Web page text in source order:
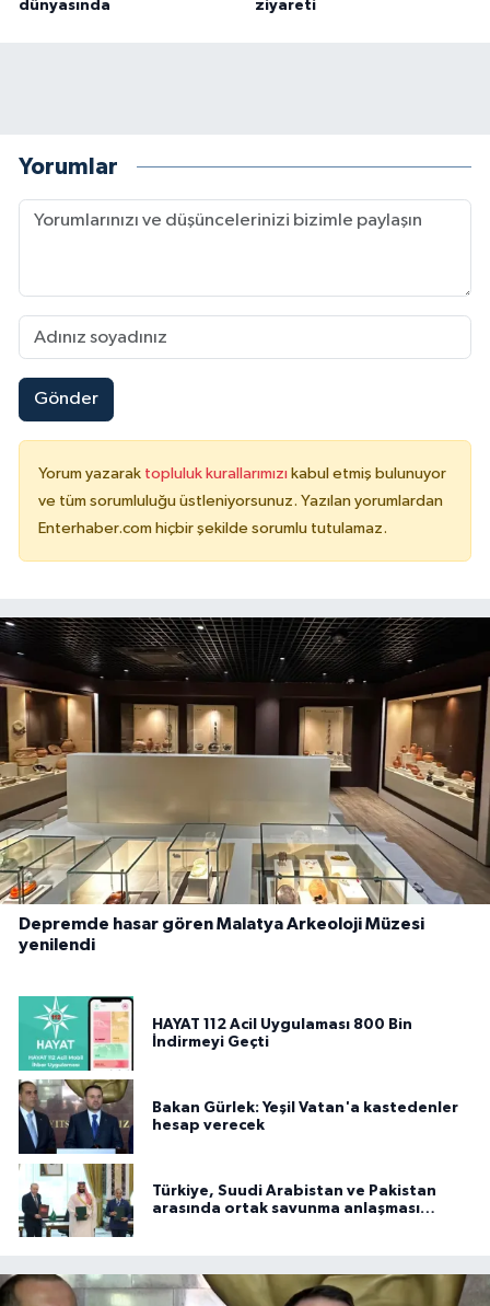
dünyasında
ziyareti
Yorumlar
Gönder
Yorum yazarak topluluk kurallarımızı kabul etmiş bulunuyor
ve tüm sorumluluğu üstleniyorsunuz. Yazılan yorumlardan
Enterhaber.com hiçbir şekilde sorumlu tutulamaz.
Depremde hasar gören Malatya Arkeoloji Müzesi
yenilendi
HAYAT 112 Acil Uygulaması 800 Bin
İndirmeyi Geçti
Bakan Gürlek: Yeşil Vatan'a kastedenler
hesap verecek
Türkiye, Suudi Arabistan ve Pakistan
arasında ortak savunma anlaşması